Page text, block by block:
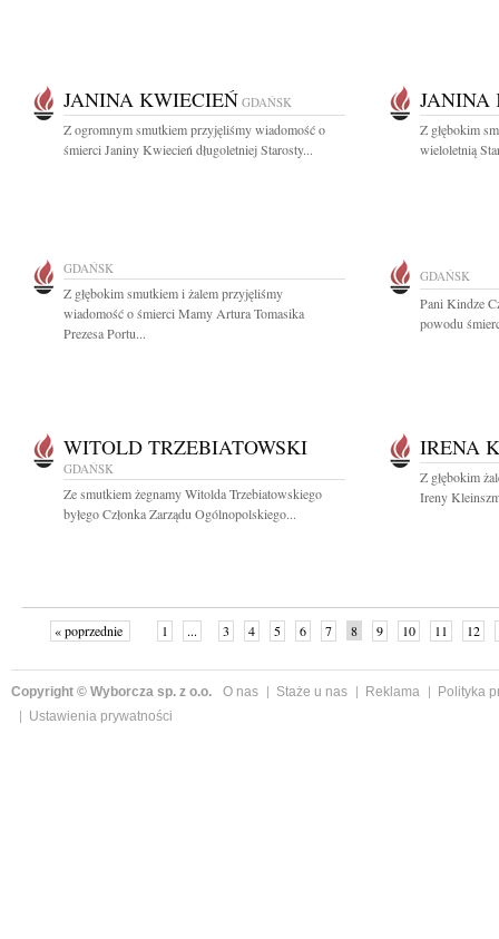
JANINA KWIECIEŃ GDAŃSK
Z ogromnym smutkiem przyjęliśmy wiadomość o
śmierci Janiny Kwiecień długoletniej Starosty...
JANINA
Z głębokim
wieloletnią
GDAŃSK
Z głębokim smutkiem i żalem przyjęliśmy
wiadomość o śmierci Mamy Artura Tomasika
Prezesa Portu...
GDAŃSK
Pani Kindze
powodu
WITOLD TRZEBIATOWSKI
GDAŃSK
Ze smutkiem żegnamy Witolda Trzebiatowskiego
byłego Członka Zarządu Ogólnopolskiego...
IRENA
Z głębokim
Ireny
« poprzednie 1 ... 3 4 5 6 7 8 9 10 11 12
Copyright © Wyborcza sp. z o.o. O nas Staże u nas Reklama
Polityka
Ustawienia prywatności